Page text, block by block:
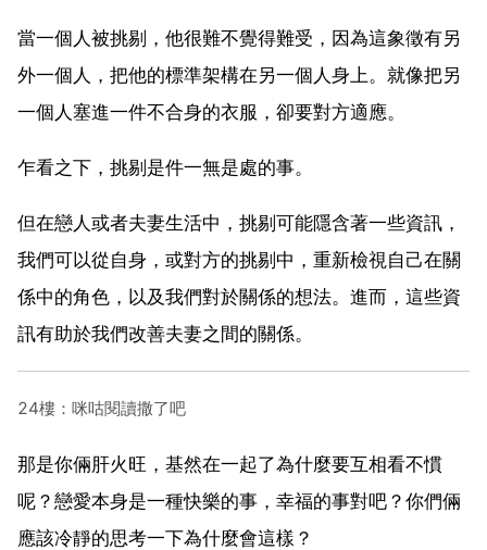
當一個人被挑剔，他很難不覺得難受，因為這象徵有另
外一個人，把他的標準架構在另一個人身上。就像把另
一個人塞進一件不合身的衣服，卻要對方適應。
乍看之下，挑剔是件一無是處的事。
但在戀人或者夫妻生活中，挑剔可能隱含著一些資訊，
我們可以從自身，或對方的挑剔中，重新檢視自己在關
係中的角色，以及我們對於關係的想法。進而，這些資
訊有助於我們改善夫妻之間的關係。
24樓：咪咕閱讀撒了吧
那是你倆肝火旺，基然在一起了為什麼要互相看不慣
呢？戀愛本身是一種快樂的事，幸福的事對吧？你們倆
應該冷靜的思考一下為什麼會這樣？